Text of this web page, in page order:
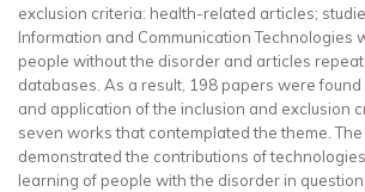
exclusion criteria: health-related articles;
Information and Communication Technologies
people without the disorder and articles
databases. As a result, 198 papers were
and application of the inclusion and exclusion
seven works that contemplated the theme.
demonstrated the contributions of
learning of people with the disorder in